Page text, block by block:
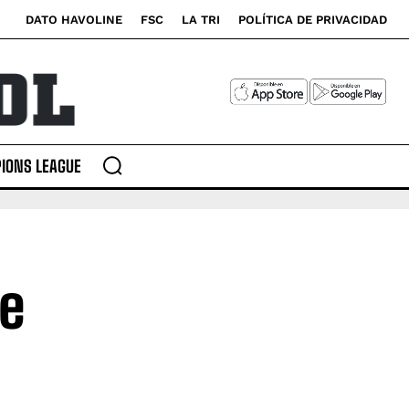
DATO HAVOLINE FSC LA TRI POLÍTICA DE PRIVACIDAD
LEAGUE